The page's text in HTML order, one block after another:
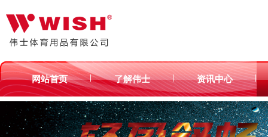
网站首页 | 了解伟士 | 资讯中心 |